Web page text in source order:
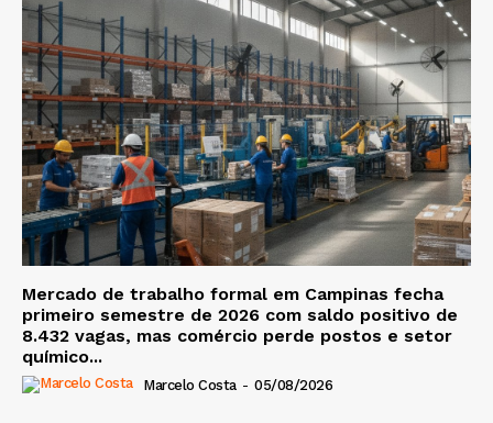
Mercado de trabalho formal em Campinas fecha
primeiro semestre de 2026 com saldo positivo de
8.432 vagas, mas comércio perde postos e setor
químico...
Marcelo Costa - 05/08/2026